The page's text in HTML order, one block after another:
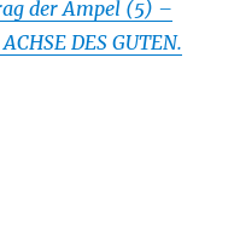
der Ampel (5) –
DES GUTEN.